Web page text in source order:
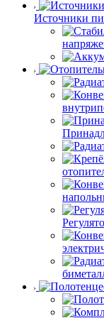
Источники